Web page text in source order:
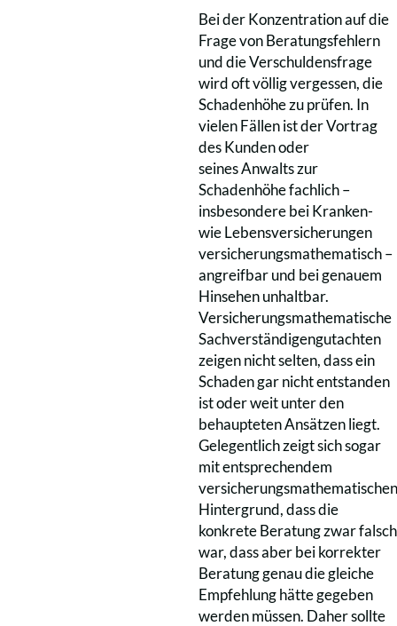
Bei der Konzentration auf die
Frage von Beratungsfehlern
und die Verschuldensfrage
wird oft völlig vergessen, die
Schadenhöhe zu prüfen. In
vielen Fällen ist der Vortrag
des Kunden oder
seines Anwalts zur
Schadenhöhe fachlich –
insbesondere bei Kranken-
wie Lebensversicherungen
versicherungsmathematisch –
angreifbar und bei genauem
Hinsehen unhaltbar.
Versicherungsmathematische
Sachverständigengutachten
zeigen nicht selten, dass ein
Schaden gar nicht entstanden
ist oder weit unter den
behaupteten Ansätzen liegt.
Gelegentlich zeigt sich sogar
mit entsprechendem
versicherungsmathematischen
Hintergrund, dass die
konkrete Beratung zwar falsch
war, dass aber bei korrekter
Beratung genau die gleiche
Empfehlung hätte gegeben
werden müssen. Daher sollte